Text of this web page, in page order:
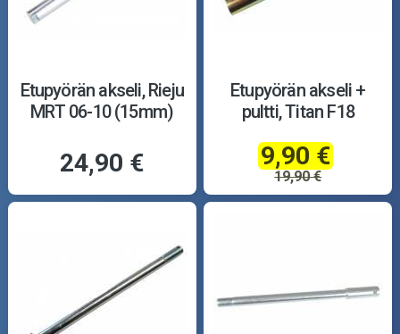
Etupyörän akseli, Rieju
MRT 06-10 (15mm)
24,90 €
Etupyörän akseli +
pultti, Titan F18
9,90 €
19,90 €